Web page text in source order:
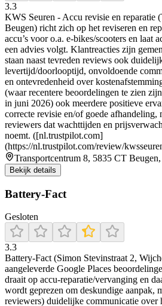
3.3
KWS Seuren - Accu revisie en reparatie
Beugen) richt zich op het reviseren en
accu’s voor o.a. e-bikes/scooters en laat
een advies volgt. Klantreacties zijn
staan naast tevreden reviews ook
levertijd/doorlooptijd, onvoldoende
en ontevredenheid over
(waar recentere beoordelingen te zien
in juni 2026) ook meerdere positieve
correcte revisie en/of goede afhandeling,
reviewers dat wachttijden en
noemt. ([nl.trustpilot.com]
(https://nl.trustpilot.com/review/
Transportcentrum 8, 5835 CT
Bekijk details
Battery-Fact
Gesloten
3.3
Battery-Fact (Simon Stevinstraat 2,
aangeleverde Google Places
draait op accu-reparatie/vervanging en
wordt geprezen om deskundige aanpak,
reviewers) duidelijke communicatie over